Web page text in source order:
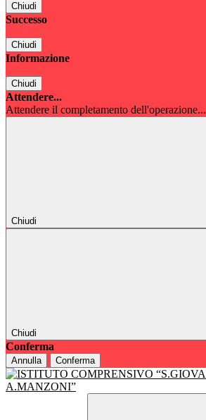
Chiudi
Successo
Chiudi
Informazione
Chiudi
Attendere...
Attendere il completamento dell'operazione...
Chiudi
Chiudi
Conferma
Annulla Conferma